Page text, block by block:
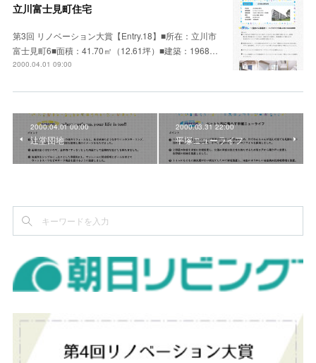
立川富士見町住宅
第3回 リノベーション大賞【Entry.18】■所在：立川市
富士見町6■面積：41.70㎡（12.61坪）■建築：1968…
2000.04.01 09:00
2000.04.01 00:00
辻堂団地
2000.03.31 22:00
平塚ニューライフ